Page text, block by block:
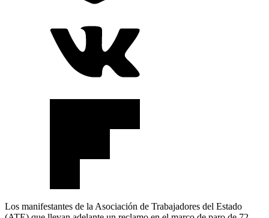
Los manifestantes de la Asociación de Trabajadores del Estado